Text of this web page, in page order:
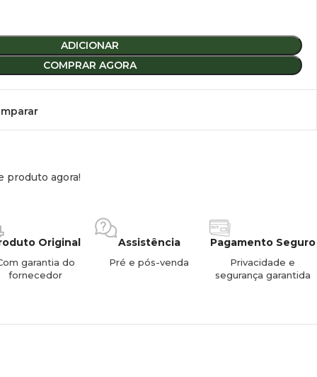
altura X 394 milímetros de comprimento X 580 milímetros
ADICIONAR
COMPRAR AGORA
produto agora!
Original
garantia do
fornecedor
Assistência
Pré e pós-venda
Pagamento Seguro
Privacidade e
segurança garantida